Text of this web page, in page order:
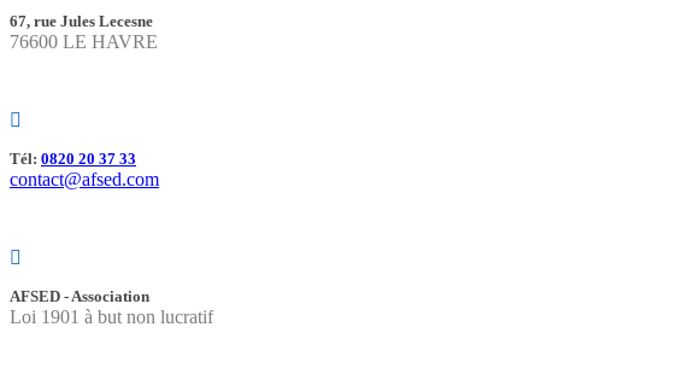
67, rue Jules Lecesne
76600 LE HAVRE
Tél: 0820 20 37 33
contact@afsed.com
AFSED - Association
Loi 1901 à but non lucratif